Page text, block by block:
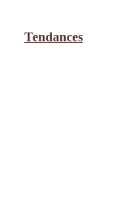
Tendances